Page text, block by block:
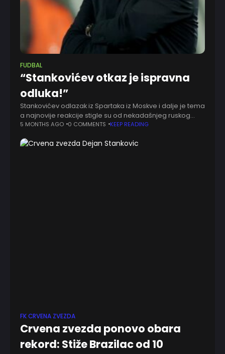
FUDBAL
“Stankovićev otkaz je ispravna
odluka!”
Stankovićev odlazak iz Spartaka iz Moskve i dalje je tema
a najnovije reakcije stigle su od nekadašnjeg ruskog
fudbalera Aleksandra Pucka, koji smatra da je odluka
5 MONTHS AGO 0 COMMENTS KEEP READING
FK CRVENA ZVEZDA
Crvena zvezda ponovo obara
rekord: Stiže Brazilac od 10